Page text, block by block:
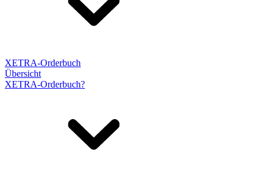
XETRA-Orderbuch
Übersicht
XETRA-Orderbuch?